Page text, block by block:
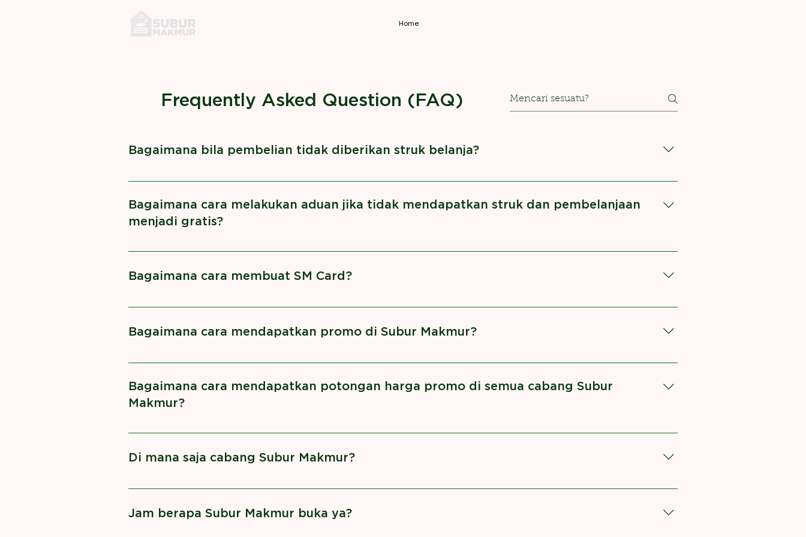
Home
Frequently Asked Question (FAQ)
Bagaimana bila pembelian tidak diberikan struk belanja?
Semua pembelian anda GRATIS.
Bagaimana cara melakukan aduan jika tidak mendapatkan struk dan pembelanjaan
menjadi gratis?
Report transaksi anda melalui Whatsapp ke : 0811561931 Informasikan melalui chat : Nama Kasir Tanggal & jam
Bagaimana cara membuat SM Card?
Customer diharapkan datang ke Cabang Subur Makmur dan melampirkan: KTP Nomer Telp dan Whatsapp aktif
Bagaimana cara mendapatkan promo di Subur Makmur?
Memiliki kartu SM Card Membawa kartu fisik member SM Card
Bagaimana cara mendapatkan potongan harga promo di semua cabang Subur
Makmur?
Potongan harga promo dibagi menjadi 2 jenis, yaitu: Promo toko Potongan poin saat berbelanja
Di mana saja cabang Subur Makmur?
Lokasi cabang-cabang Subur Makmur berada di lokasi berikut
Jam berapa Subur Makmur buka ya?